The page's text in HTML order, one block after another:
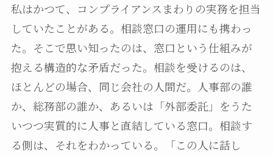
私はかつて、コンプライアンスまわりの実務を担当
していたことがある。相談窓口の運用にも携わっ
た。そこで思い知ったのは、窓口という仕組みが
抱える構造的な矛盾だった。相談を受けるのは、
ほとんどの場合、同じ会社の人間だ。人事部の誰
か、総務部の誰か、あるいは「外部委託」をうた
いつつ実質的に人事と直結している窓口。相談す
る側は、それをわかっている。「この人に話し